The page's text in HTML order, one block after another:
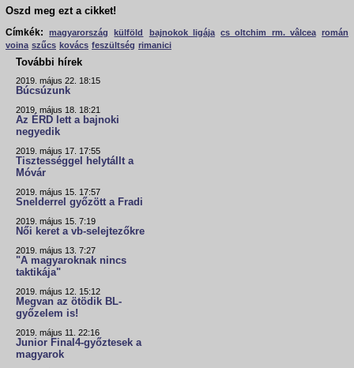
Oszd meg ezt a cikket!
Címkék:
magyarország külföld bajnokok ligája cs oltchim rm. vâlcea
román
voina szűcs kovács feszültség rimanici
További hírek
2019. május 22. 18:15
Búcsúzunk
2019. május 18. 18:21
Az ÉRD lett a bajnoki
negyedik
2019. május 17. 17:55
Tisztességgel helytállt a
Móvár
2019. május 15. 17:57
Snelderrel győzött a Fradi
2019. május 15. 7:19
Női keret a vb-selejtezőkre
2019. május 13. 7:27
"A magyaroknak nincs
taktikája"
2019. május 12. 15:12
Megvan az ötödik BL-
győzelem is!
2019. május 11. 22:16
Junior Final4-győztesek a
magyarok